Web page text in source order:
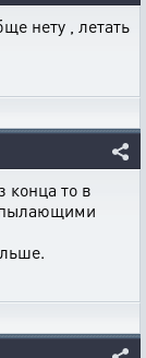
нету , летать
конца то в
пылающими